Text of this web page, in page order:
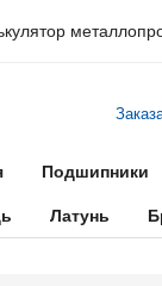
Подшипники
Латунь